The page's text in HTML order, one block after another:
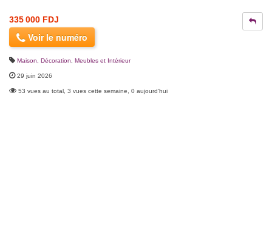
335 000 FDJ
Voir le numéro
Maison, Décoration Meubles et Intérieur
29 juin 2026
53 vues au total, 3 vues cette semaine, 0 aujourd'hui